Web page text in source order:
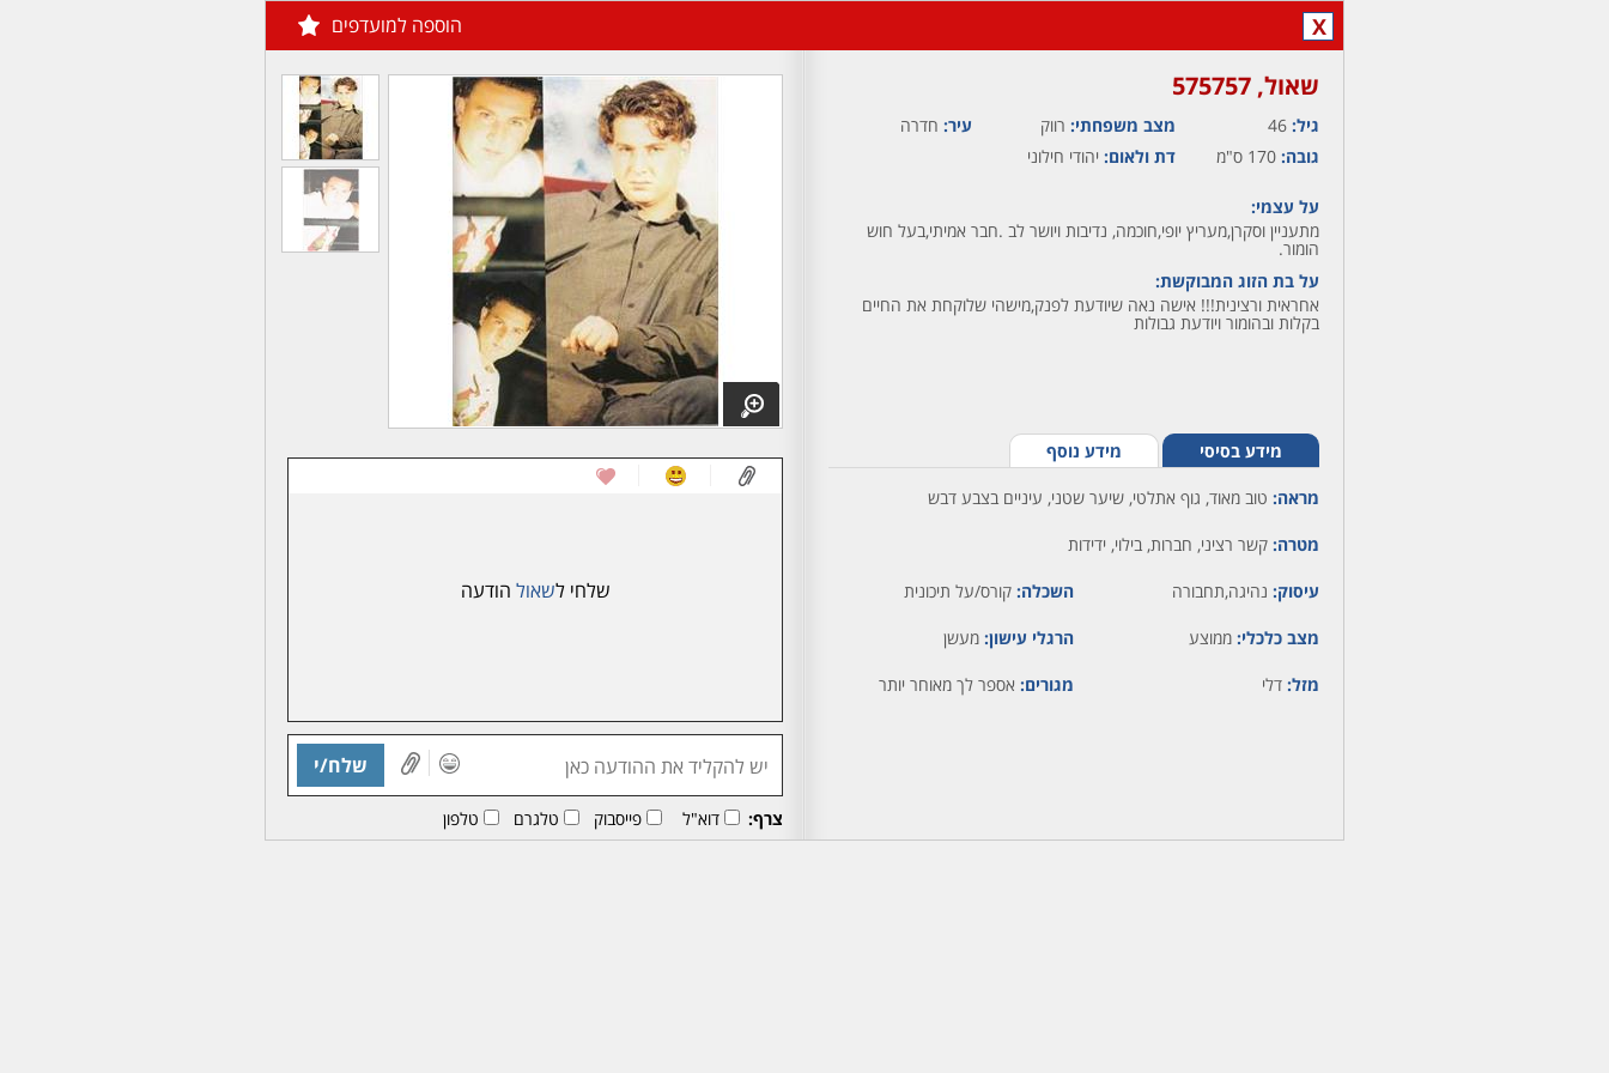
X הוספה למועדפים
שאול,‏ 575757
גיל: 46 מצב משפחתי: רווק עיר: חדרה
גובה: 170 ס"מ דת ולאום: יהודי חילוני
על עצמי:
מתעניין וסקרן,מעריץ יופי,חוכמה, נדיבות ויושר לב .חבר אמיתי,בעל חוש
הומור.
על בת הזוג המבוקשת:
אחראית ורצינית!!! אישה נאה שיודעת לפנק,מישהי שלוקחת את החיים
בקלות ובהומור ויודעת גבולות
מידע בסיסי מידע נוסף
מראה: טוב מאוד, גוף אתלטי, שיער שטני, עיניים בצבע דבש
מטרה: קשר רציני, חברות, בילוי, ידידות
עיסוק: נהיגה,תחבורה השכלה: קורס/על תיכונית
מצב כלכלי: ממוצע הרגלי עישון: מעשן
מזל: דלי מגורים: אספר לך מאוחר יותר
שלחי לשאול הודעה
שלח/י
צרף: דוא"ל פייסבוק טלגרם טלפון